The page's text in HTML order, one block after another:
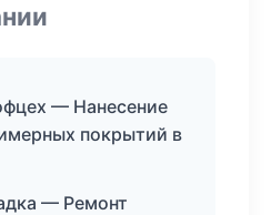
— Нанесение
покрытий в
— Ремонт